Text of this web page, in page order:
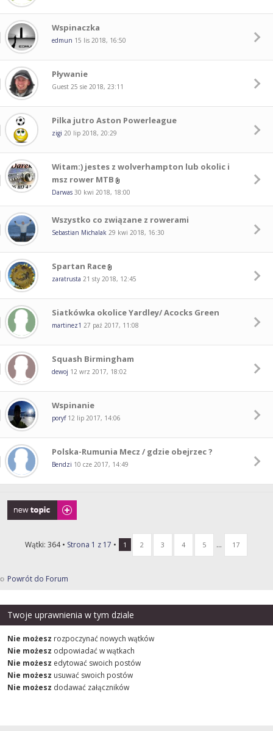
Wspinaczka
edmun 15 lis 2018, 16:50
Pływanie
Guest 25 sie 2018, 23:11
Pilka jutro Aston Powerleague
zigi 20 lip 2018, 20:29
Witam:) jestes z wolverhampton lub okolic i
msz rower MTB
Darwas 30 kwi 2018, 18:00
Wszystko co związane z rowerami
Sebastian Michalak 29 kwi 2018, 16:30
Spartan Race
zaratrusta 21 sty 2018, 12:45
Siatkówka okolice Yardley/ Acocks Green
martinez1 27 paź 2017, 11:08
Squash Birmingham
dewoj 12 wrz 2017, 18:02
Wspinanie
poryf 12 lip 2017, 14:06
Polska-Rumunia Mecz / gdzie obejrzec ?
Bendzi 10 cze 2017, 14:49
Napisz wątek
Wątki: 364 • Strona 1 z 17 • 1 2 3 4 5 ... 17
Powrót do Forum
Twoje uprawnienia w tym dziale
Nie możesz rozpoczynać nowych wątków
Nie możesz odpowiadać w wątkach
Nie możesz edytować swoich postów
Nie możesz usuwać swoich postów
Nie możesz dodawać załączników